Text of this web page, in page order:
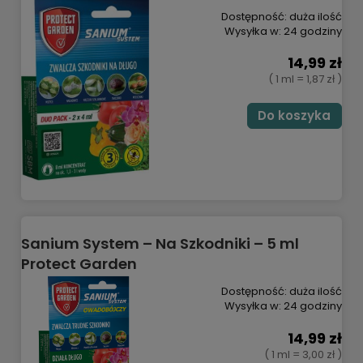
Dostępność: duża ilość
Wysyłka w: 24 godziny
14,99 zł
( 1 ml = 1,87 zł )
Do koszyka
Sanium System – Na Szkodniki – 5 ml
Protect Garden
Dostępność: duża ilość
Wysyłka w: 24 godziny
14,99 zł
( 1 ml = 3,00 zł )